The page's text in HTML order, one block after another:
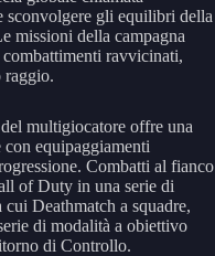
sconvolgere gli equilibri della
missioni della campagna
ravvicinati,
raggio.
multigiocatore offre una
equipaggiamenti
Combatti al fianco
of Duty in una serie di
Deathmatch a squadre,
di modalità a obiettivo
di Controllo.